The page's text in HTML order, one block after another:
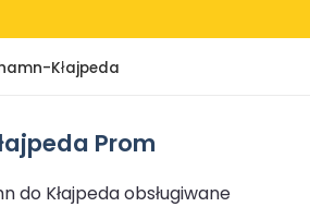
Kłajpeda
Prom
do Kłajpeda obsługiwane